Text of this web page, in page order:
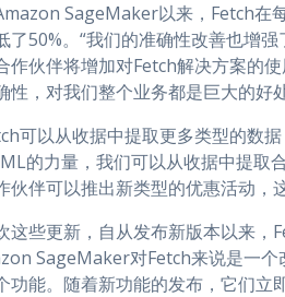
SageMaker以来，Fetch在
了50%。“我们的准确性改善也增
作伙伴将增加对Fetch解决方案的
性，对我们整个业务都是巨大的好
可以从收据中提取更多类型的数
的力量，我们可以从收据中提取
伙伴可以推出新类型的优惠活动，
这些更新，自从发布新版本以来
SageMaker对Fetch来说是一
功能。随着新功能的发布，它们